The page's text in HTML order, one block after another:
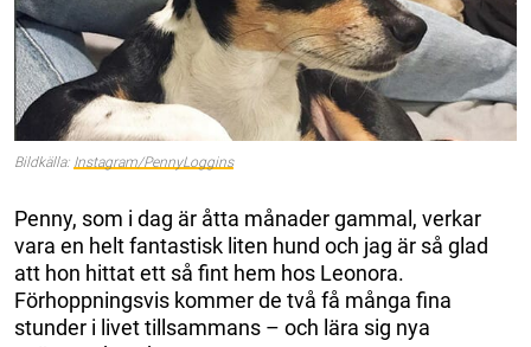
Bildkälla: Instagram/PennyLoggins
Penny, som i dag är åtta månader gammal, verkar
vara en helt fantastisk liten hund och jag är så glad
att hon hittat ett så fint hem hos Leonora.
Förhoppningsvis kommer de två få många fina
stunder i livet tillsammans – och lära sig nya